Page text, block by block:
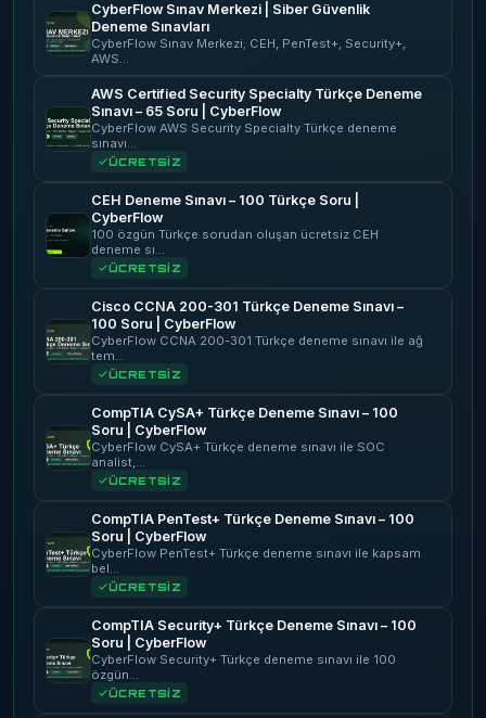
CyberFlow Sınav Merkezi | Siber Güvenlik
Deneme Sınavları
CyberFlow Sınav Merkezi; CEH, PenTest+, Security+,
AWS…
AWS Certified Security Specialty Türkçe Deneme
Sınavı – 65 Soru | CyberFlow
CyberFlow AWS Security Specialty Türkçe deneme
sınavı…
ÜCRETSİZ
CEH Deneme Sınavı – 100 Türkçe Soru |
CyberFlow
100 özgün Türkçe sorudan oluşan ücretsiz CEH
deneme sı…
ÜCRETSİZ
Cisco CCNA 200-301 Türkçe Deneme Sınavı –
100 Soru | CyberFlow
CyberFlow CCNA 200-301 Türkçe deneme sınavı ile ağ
tem…
ÜCRETSİZ
CompTIA CySA+ Türkçe Deneme Sınavı – 100
Soru | CyberFlow
CyberFlow CySA+ Türkçe deneme sınavı ile SOC
analist,…
ÜCRETSİZ
CompTIA PenTest+ Türkçe Deneme Sınavı – 100
Soru | CyberFlow
CyberFlow PenTest+ Türkçe deneme sınavı ile kapsam
bel…
ÜCRETSİZ
CompTIA Security+ Türkçe Deneme Sınavı – 100
Soru | CyberFlow
CyberFlow Security+ Türkçe deneme sınavı ile 100
özgün…
ÜCRETSİZ